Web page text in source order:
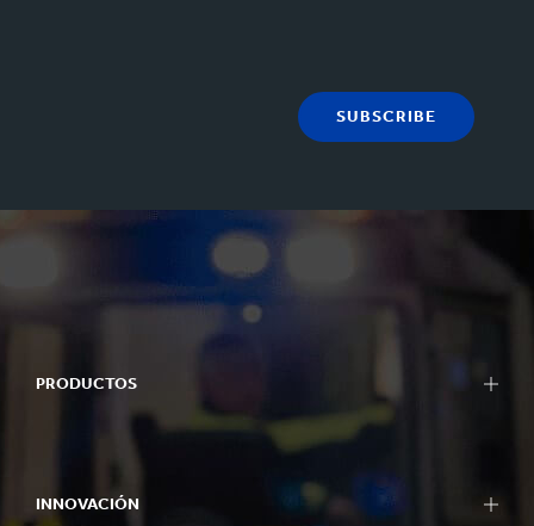
SUBSCRIBE
PRODUCTOS
INNOVACIÓN